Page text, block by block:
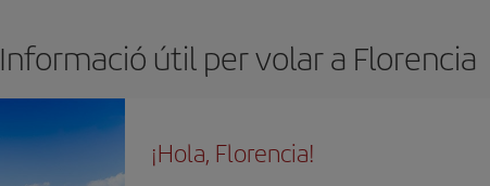
Informació útil per volar a Florencia
¡Hola, Florencia!